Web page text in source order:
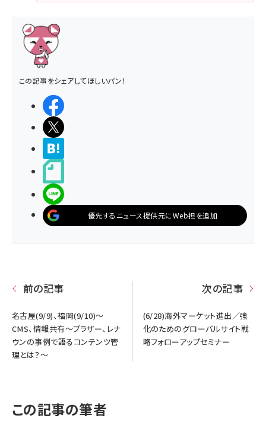
この記事をシェアしてほしいパン！
優先するニュース提供元にWeb担を追加
前の記事
名古屋(9/9)、福岡(9/10)～
CMS、情報共有～ブラザー、レナ
ウンの事例で語るコンテンツ管
理とは？～
次の記事
(6/28)海外マーケット進出／強
化のためのグローバルサイト戦
略フォローアップセミナー
この記事の筆者